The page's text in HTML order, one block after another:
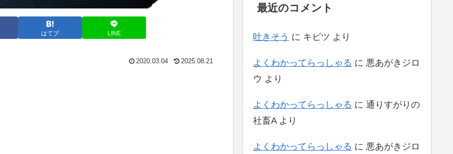
はてブ LINE
2020.03.04 2025.08.21
最近のコメント
吐きそう に キビツ より
よくわかってらっしゃる に 悪あがきジロ
ウ より
よくわかってらっしゃる に 通りすがりの
社畜Aより
よくわかってらっしゃる に 悪あがきジロ